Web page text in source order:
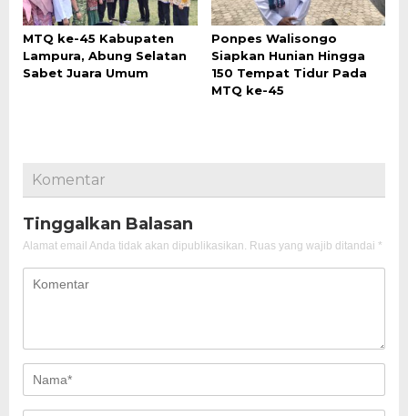
MTQ ke-45 Kabupaten
Lampura, Abung Selatan
Sabet Juara Umum
Ponpes Walisongo
Siapkan Hunian Hingga
150 Tempat Tidur Pada
MTQ ke-45
Komentar
Tinggalkan Balasan
Alamat email Anda tidak akan dipublikasikan. Ruas yang wajib ditandai *